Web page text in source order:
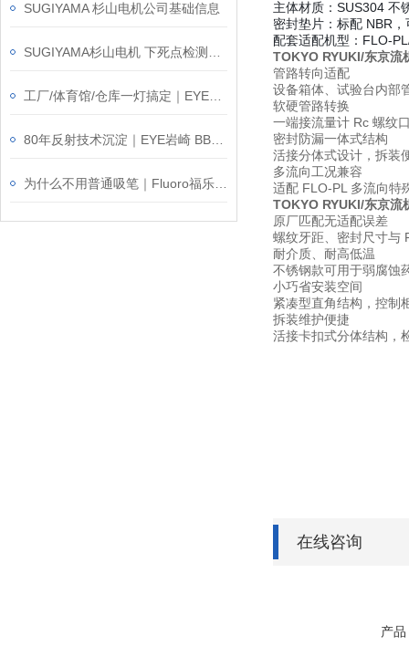
SUGIYAMA 杉山电机公司基础信息
主体材质 ：SUS304 不
密封垫片 ：标配 NBR
配套适配机型 ：FLO-
TOKYO RYUKI/东京流
管路转向适配
设备箱体、试验台内部
软硬管路转换
一端接流量计 Rc 螺纹
密封防漏一体式结构
活接分体式设计，拆装
多流向工况兼容
适配 FLO-PL 多流向特
TOKYO RYUKI/东京流
原厂匹配无适配误差
螺纹牙距、密封尺寸与
耐介质、耐高低温
不锈钢款可用于弱腐蚀
小巧省安装空间
紧凑型直角结构，控制
拆装维护便捷
活接卡扣式分体结构，
在线咨询
产品